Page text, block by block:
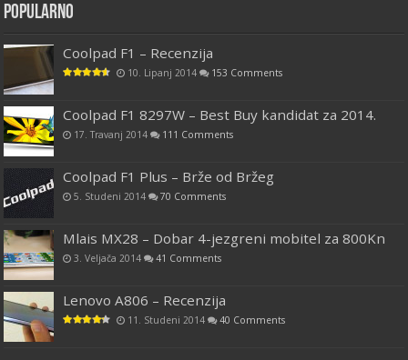
Popularno
Coolpad F1 – Recenzija
10. Lipanj 2014 153 Comments
Coolpad F1 8297W – Best Buy kandidat za 2014.
17. Travanj 2014 111 Comments
Coolpad F1 Plus – Brže od Bržeg
5. Studeni 2014 70 Comments
Mlais MX28 – Dobar 4-jezgreni mobitel za 800Kn
3. Veljača 2014 41 Comments
Lenovo A806 – Recenzija
11. Studeni 2014 40 Comments